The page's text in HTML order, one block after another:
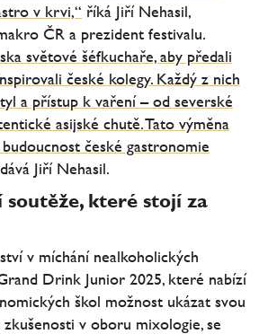
v krvi,“ říká Jiří Nehasil,
ČR a prezident festivalu.
světové šéfkuchaře, aby předali
české kolegy. Každý z nich
a přístup k vaření – od severské
asijské chutě. Tato výměna
české gastronomie
Jiří Nehasil.
soutěže, které stojí za
v míchání nealkoholických
Drink Junior 2025, které nabízí
škol možnost ukázat svou
v oboru mixologie, se